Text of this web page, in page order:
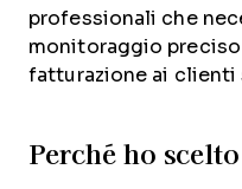
professionali che
monitoraggio
fatturazione ai clienti
Perché ho